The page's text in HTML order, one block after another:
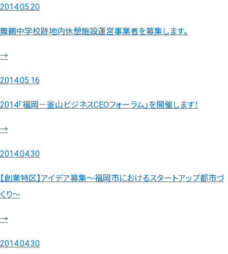
2014.05.20
舞鶴中学校跡地内休憩施設運営事業者を募集します。
→
2014.05.16
2014「福岡－釜山ビジネスCEOフォーラム」を開催します！
→
2014.04.30
【創業特区】アイデア募集～福岡市におけるスタートアップ都市づ
くり～
→
2014.04.30